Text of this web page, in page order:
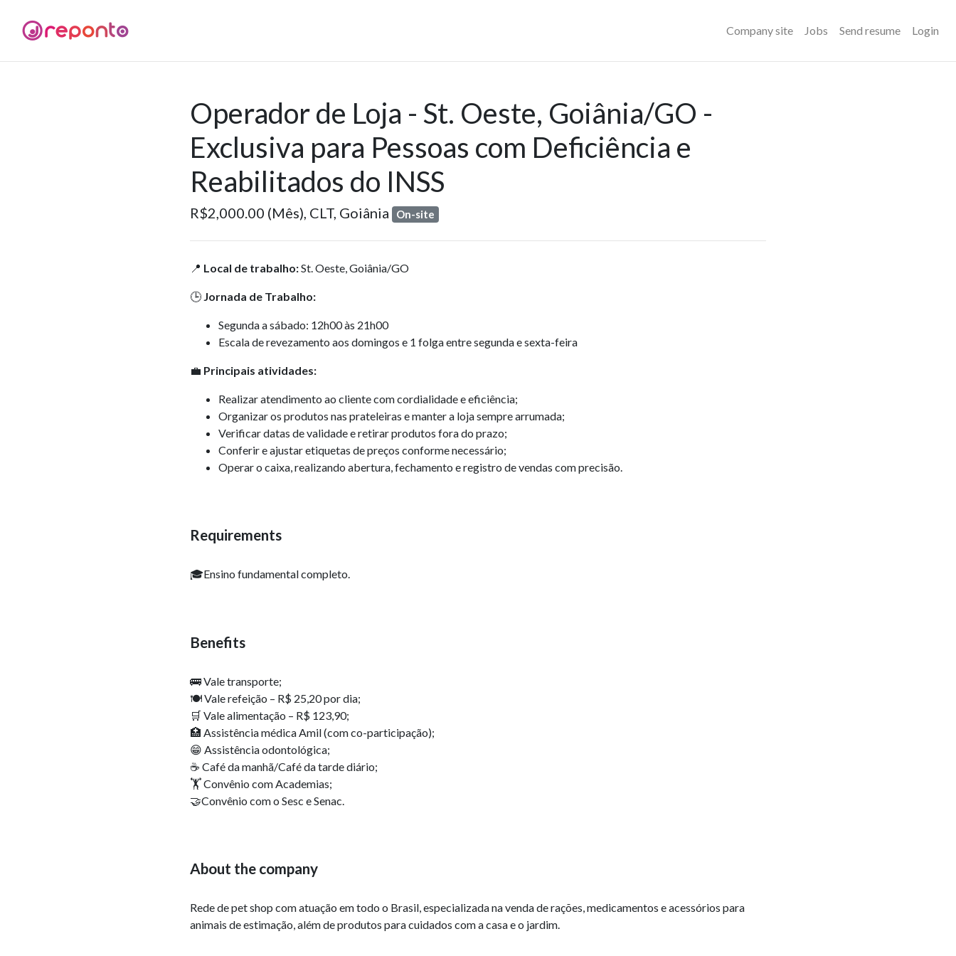
Company site Jobs Send resume Login
Operador de Loja - St. Oeste, Goiânia/GO -
Exclusiva para Pessoas com Deficiência e
Reabilitados do INSS
R$2,000.00 (Mês), CLT, Goiânia On-site
📍 Local de trabalho:St. Oeste, Goiânia/GO
🕒 Jornada de Trabalho:
Segunda a sábado: 12h00 às 21h00
Escala de revezamento aos domingos e 1 folga entre segunda e sexta-feira
💼 Principais atividades:
Realizar atendimento ao cliente com cordialidade e eficiência;
Organizar os produtos nas prateleiras e manter a loja sempre arrumada;
Verificar datas de validade e retirar produtos fora do prazo;
Conferir e ajustar etiquetas de preços conforme necessário;
Operar o caixa, realizando abertura, fechamento e registro de vendas com precisão.
Requirements
🎓Ensino fundamental completo.
Benefits
🚌 Vale transporte;
🍽️ Vale refeição – R$ 25,20 por dia;
🛒 Vale alimentação – R$ 123,90;
🏥 Assistência médica Amil (com co-participação);
😁 Assistência odontológica;
☕ Café da manhã/Café da tarde diário;
🏋️ Convênio com Academias;
🤝Convênio com o Sesc e Senac.
About the company
Rede de pet shop com atuação em todo o Brasil, especializada na venda de rações, medicamentos e acessórios para
animais de estimação, além de produtos para cuidados com a casa e o jardim.